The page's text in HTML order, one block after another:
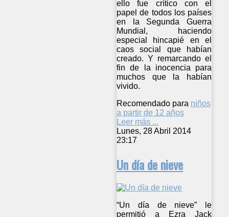
ello fue crítico con el
papel de todos los países
en la Segunda Guerra
Mundial, haciendo
especial hincapié en el
caos social que habían
creado. Y remarcando el
fin de la inocencia para
muchos que la habían
vivido.
Recomendado para niños
a partir de 12 años
Leer más ...
Lunes, 28 Abril 2014
23:17
Un día de nieve
“Un día de nieve” le
permitió a Ezra Jack